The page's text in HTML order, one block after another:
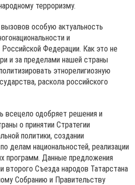
терроризму.
особую актуальность
и
Федерации. Как это не
и за пределами нашей страны
этнорелигиозную
раскола российского
всецело одобряет решения и
о принятии Стратегии
политики, создании
делам национальностей, реализации
программ. Данные предложения
второго Съезда народов Татарстана
Собранию и Правительству